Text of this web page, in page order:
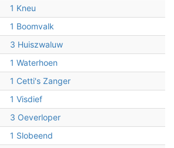
1 Kneu
1 Boomvalk
3 Huiszwaluw
1 Waterhoen
1 Cetti's Zanger
1 Visdief
3 Oeverloper
1 Slobeend